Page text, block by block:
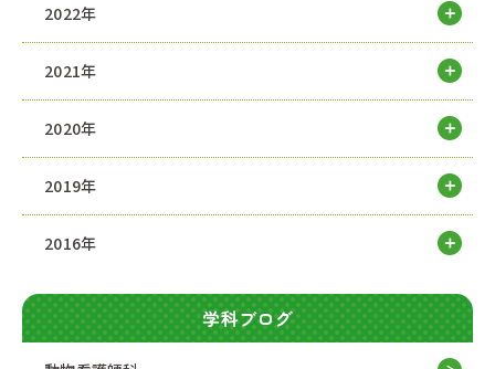
2022年
2021年
2020年
2019年
2016年
学科ブログ